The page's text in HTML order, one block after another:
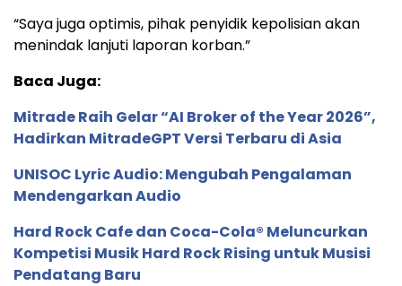
“Saya juga optimis, pihak penyidik kepolisian akan
menindak lanjuti laporan korban.”
Baca Juga:
Mitrade Raih Gelar “AI Broker of the Year 2026”,
Hadirkan MitradeGPT Versi Terbaru di Asia
UNISOC Lyric Audio: Mengubah Pengalaman
Mendengarkan Audio
Hard Rock Cafe dan Coca-Cola® Meluncurkan
Kompetisi Musik Hard Rock Rising untuk Musisi
Pendatang Baru